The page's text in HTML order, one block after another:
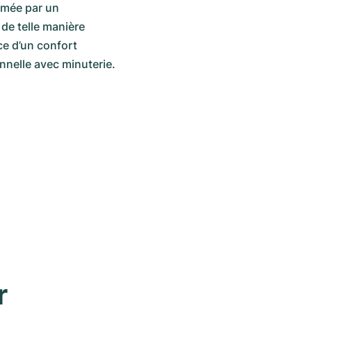
par un
telle manière
d’un confort
avec minuterie.